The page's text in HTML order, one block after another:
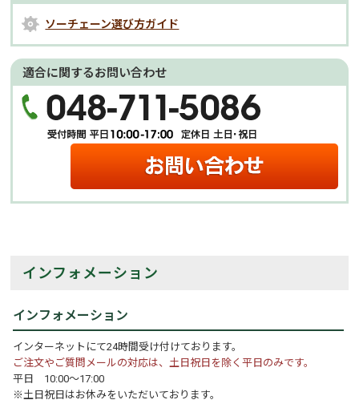
ソーチェーン選び方ガイド
適合に関するお問い合わせ
インフォメーション
インフォメーション
インターネットにて24時間受け付けております。
ご注文やご質問メールの対応は、土日祝日を除く平日のみです。
平日 10:00～17:00
※土日祝日はお休みをいただいております。